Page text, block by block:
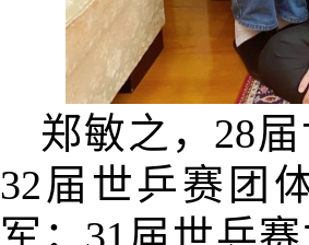
郑敏之， 28
32 届世乒赛团